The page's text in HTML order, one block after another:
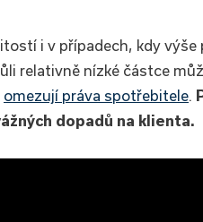
i v případech, kdy
relativně nízké částce
omezují práva spotřebitele.
dopadů na klienta.